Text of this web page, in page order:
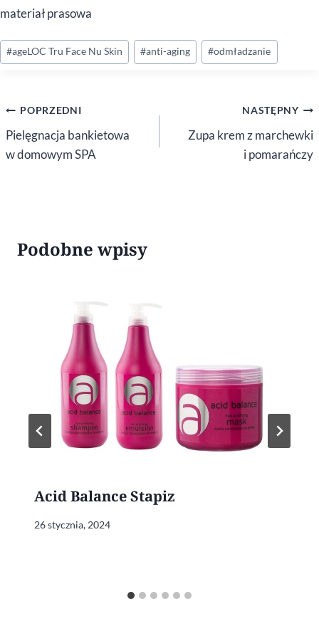
materiał prasowa
Tagi
wpisu:
#ageLOC Tru Face Nu Skin #anti-aging #odmładzanie
Nawigacja
wpisu
POPRZEDNI
Pielęgnacja bankietowa
w domowym SPA
NASTĘPNY
Zupa krem z marchewki
i pomarańczy
Podobne wpisy
Acid Balance Stapiz
26 stycznia, 2024